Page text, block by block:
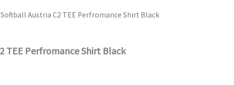
Austria C2 TEE Perfromance Shirt Black
TEE Perfromance Shirt Black